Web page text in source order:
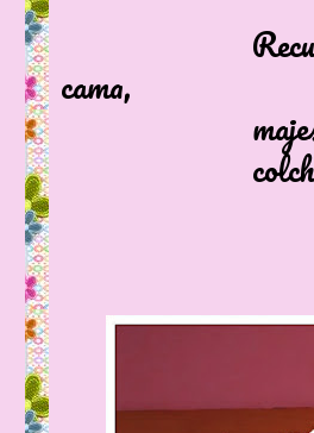
Recuerdo
cama,
colcha de